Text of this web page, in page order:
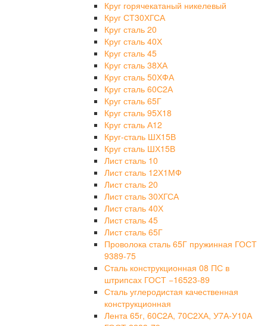
Круг горячекатаный никелевый
Круг СТ30ХГСА
Круг сталь 20
Круг сталь 40Х
Круг сталь 45
Круг сталь 38ХА
Круг сталь 50ХФА
Круг сталь 60С2А
Круг сталь 65Г
Круг сталь 95Х18
Круг сталь А12
Круг-сталь ШХ15В
Круг сталь ШХ15В
Лист сталь 10
Лист сталь 12Х1МФ
Лист сталь 20
Лист сталь 30ХГСА
Лист сталь 40Х
Лист сталь 45
Лист сталь 65Г
Проволока сталь 65Г пружинная ГОСТ
9389-75
Сталь конструкционная 08 ПС в
штрипсах ГОСТ −16523-89
Сталь углеродистая качественная
конструкционная
Лента 65г, 60С2А, 70С2ХА, У7А-У10А